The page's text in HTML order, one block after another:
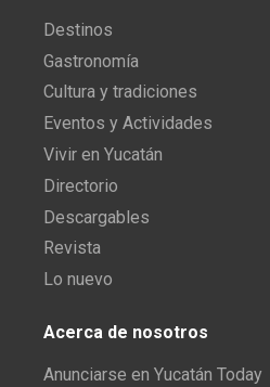
Destinos
Gastronomía
Cultura y tradiciones
Eventos y Actividades
Vivir en Yucatán
Directorio
Descargables
Revista
Lo nuevo
Acerca de nosotros
Anunciarse en Yucatán Today